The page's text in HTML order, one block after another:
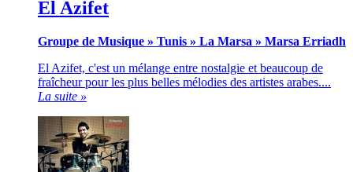
El Azifet
Groupe de Musique » Tunis » La Marsa » Marsa Erriadh
El Azifet, c'est un mélange entre nostalgie et beaucoup de
fraîcheur pour les plus belles mélodies des artistes arabes....
La suite »